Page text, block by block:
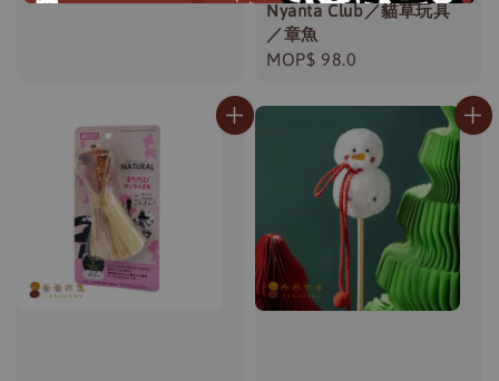
Nyanta Club／貓草玩具
／章魚
Regular
MOP$ 98.0